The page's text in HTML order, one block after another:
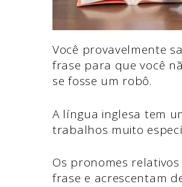
Você provavelmente
frase para que você
se fosse um robô.
A língua inglesa tem
trabalhos muito
Os pronomes
frase e acrescentam